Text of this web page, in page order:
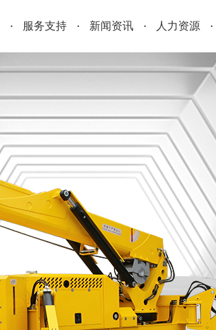
服务支持 新闻资讯 人力资源